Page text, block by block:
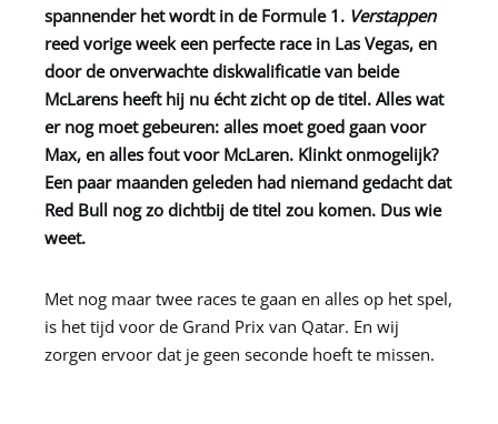
spannender het wordt in de Formule 1. Verstappen
reed vorige week een perfecte race in Las Vegas, en
door de onverwachte diskwalificatie van beide
McLarens heeft hij nu écht zicht op de titel. Alles wat
er nog moet gebeuren: alles moet goed gaan voor
Max, en alles fout voor McLaren. Klinkt onmogelijk?
Een paar maanden geleden had niemand gedacht dat
Red Bull nog zo dichtbij de titel zou komen. Dus wie
weet.
Met nog maar twee races te gaan en alles op het spel,
is het tijd voor de Grand Prix van Qatar. En wij
zorgen ervoor dat je geen seconde hoeft te missen.